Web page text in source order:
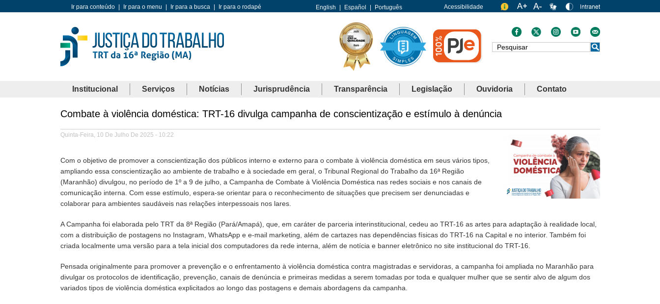
Ir para conteúdo Ir para o menu Ir para a busca Ir para o rodapé English Español Português Acessibilidade
Busca
Institucional Serviços Notícias Jurisprudência Transparência Legislação Ouvidoria Contato
Combate à violência doméstica: TRT-16 divulga campanha de conscientização e estímulo à denúncia
Quinta-Feira, 10 De Julho De 2025 - 10:22
Com o objetivo de promover a conscientização dos públicos interno e externo para o combate à violência doméstica em seus vários tipos,
ampliando essa conscientização ao ambiente de trabalho e à sociedade em geral, o Tribunal Regional do Trabalho da 16ª Região
(Maranhão) divulgou, no período de 1º a 9 de julho, a Campanha de Combate à Violência Doméstica nas redes sociais e nos canais de
comunicação interna. Com esse estímulo, espera-se orientar para o reconhecimento de situações que precisem ser denunciadas e
colaborar para ambientes saudáveis nas relações interpessoais nos lares.
A Campanha foi elaborada pelo TRT da 8ª Região (Pará/Amapá), que, em caráter de parceria interinstitucional, cedeu ao TRT-16 as artes para adaptação à realidade local,
com a distribuição de postagens no Instagram, WhatsApp e e-mail marketing, além de cartazes nas dependências físicas do TRT-16 na Capital e no interior. Também foi
criada localmente uma versão para a tela inicial dos computadores da rede interna, além de notícia e banner eletrônico no site institucional do TRT-16.
Pensada originalmente para promover a prevenção e o enfrentamento à violência doméstica contra magistradas e servidoras, a campanha foi ampliada no Maranhão para
divulgar os protocolos de identificação, prevenção, canais de denúncia e primeiras medidas a serem tomadas por toda e qualquer mulher que se sentir alvo de algum dos
variados tipos de violência doméstica explicitados ao longo das postagens e demais abordagens da campanha.